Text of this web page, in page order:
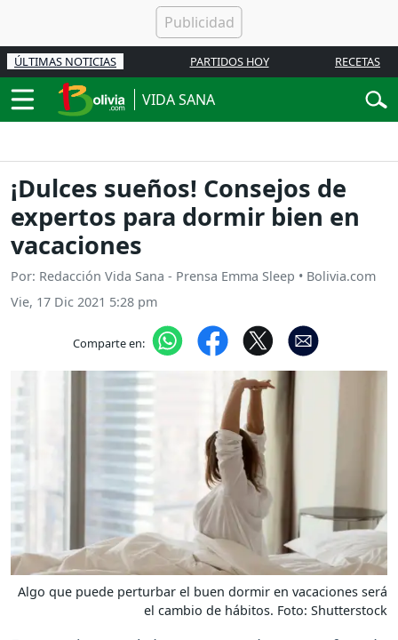
ÚLTIMAS NOTICIAS PARTIDOS HOY RECETAS
VIDA SANA
¡Dulces sueños! Consejos de
expertos para dormir bien en
vacaciones
Por: Redacción Vida Sana - Prensa Emma Sleep • Bolivia.com
Vie, 17 Dic 2021 5:28 pm
Comparte en:
Algo que puede perturbar el buen dormir en vacaciones será
el cambio de hábitos. Foto: Shutterstock